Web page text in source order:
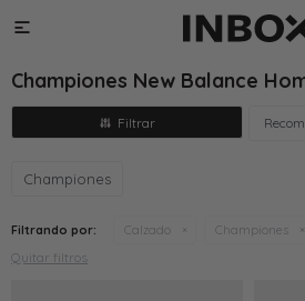

Championes New Balance
Championes
Filtrando por: Calzado Championes
Quitar filtros